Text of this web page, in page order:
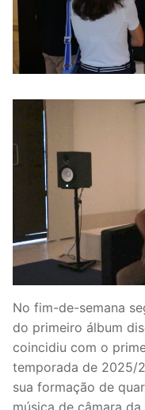
No fim-de-semana
do primeiro álbum
coincidiu com o
temporada de 2025/
sua formação de
música de câmara